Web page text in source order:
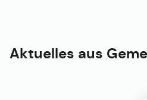
Aktuelles aus